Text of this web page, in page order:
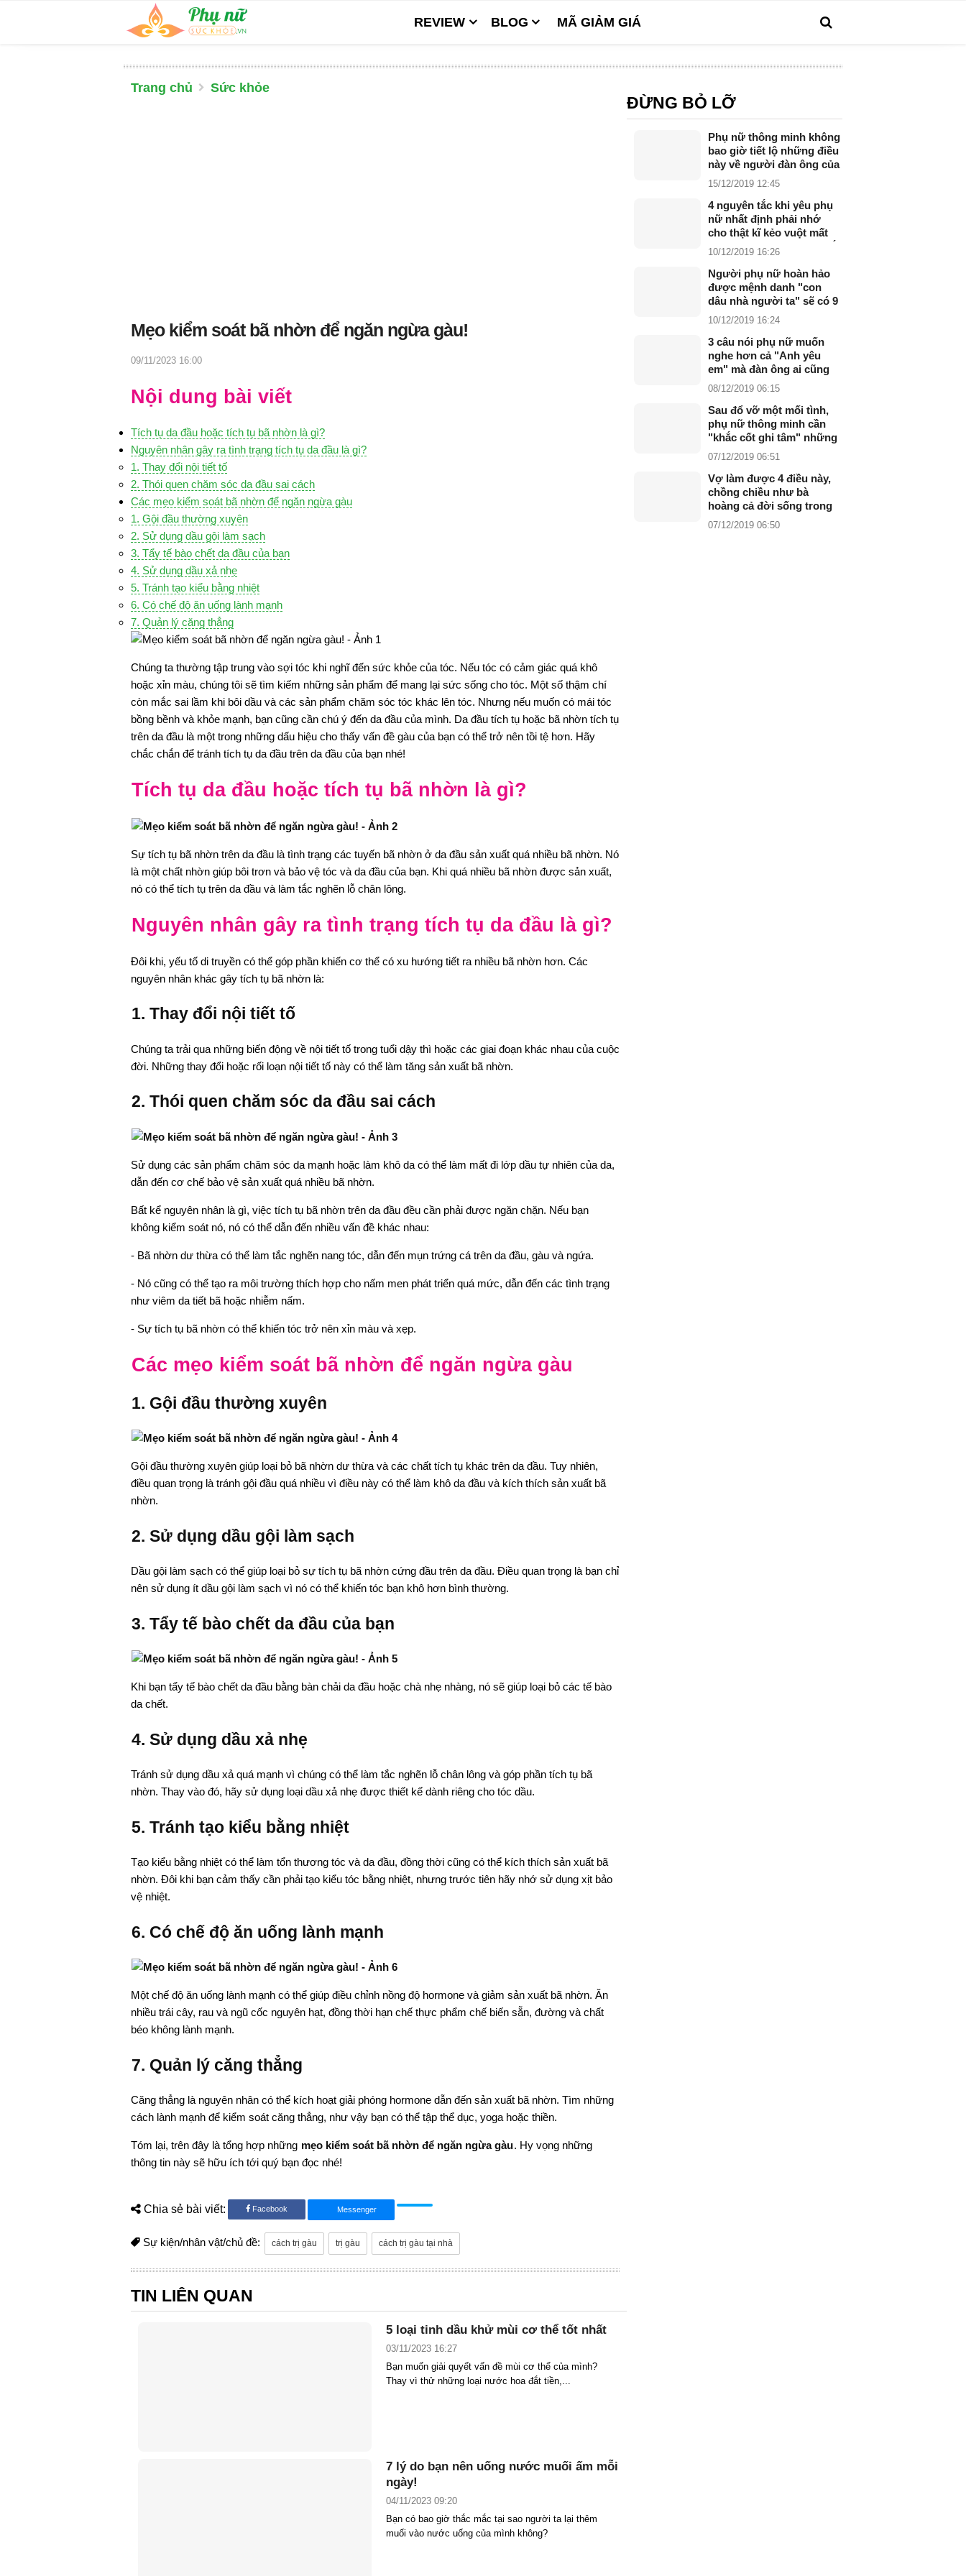
REVIEW BLOG MÃ GIẢM GIÁ
Trang chủ Sức khỏe
Mẹo kiểm soát bã nhờn để ngăn ngừa gàu!
09/11/2023 16:00
Nội dung bài viết
Tích tụ da đầu hoặc tích tụ bã nhờn là gì?
Nguyên nhân gây ra tình trạng tích tụ da đầu là gì?
1. Thay đổi nội tiết tố
2. Thói quen chăm sóc da đầu sai cách
Các mẹo kiểm soát bã nhờn để ngăn ngừa gàu
1. Gội đầu thường xuyên
2. Sử dụng dầu gội làm sạch
3. Tẩy tế bào chết da đầu của bạn
4. Sử dụng dầu xả nhẹ
5. Tránh tạo kiểu bằng nhiệt
6. Có chế độ ăn uống lành mạnh
7. Quản lý căng thẳng
Chúng ta thường tập trung vào sợi tóc khi nghĩ đến sức khỏe của tóc. Nếu tóc có cảm giác quá khô
hoặc xỉn màu, chúng tôi sẽ tìm kiếm những sản phẩm để mang lại sức sống cho tóc. Một số thậm chí
còn mắc sai lầm khi bôi dầu và các sản phẩm chăm sóc tóc khác lên tóc. Nhưng nếu muốn có mái tóc
bồng bềnh và khỏe mạnh, bạn cũng cần chú ý đến da đầu của mình. Da đầu tích tụ hoặc bã nhờn tích tụ
trên da đầu là một trong những dấu hiệu cho thấy vấn đề gàu của bạn có thể trở nên tồi tệ hơn. Hãy
chắc chắn để tránh tích tụ da đầu trên da đầu của bạn nhé!
Tích tụ da đầu hoặc tích tụ bã nhờn là gì?
Sự tích tụ bã nhờn trên da đầu là tình trạng các tuyến bã nhờn ở da đầu sản xuất quá nhiều bã nhờn. Nó
là một chất nhờn giúp bôi trơn và bảo vệ tóc và da đầu của bạn. Khi quá nhiều bã nhờn được sản xuất,
nó có thể tích tụ trên da đầu và làm tắc nghẽn lỗ chân lông.
Nguyên nhân gây ra tình trạng tích tụ da đầu là gì?
Đôi khi, yếu tố di truyền có thể góp phần khiến cơ thể có xu hướng tiết ra nhiều bã nhờn hơn. Các
nguyên nhân khác gây tích tụ bã nhờn là:
1. Thay đổi nội tiết tố
Chúng ta trải qua những biến động về nội tiết tố trong tuổi dậy thì hoặc các giai đoạn khác nhau của cuộc
đời. Những thay đổi hoặc rối loạn nội tiết tố này có thể làm tăng sản xuất bã nhờn.
2. Thói quen chăm sóc da đầu sai cách
Sử dụng các sản phẩm chăm sóc da mạnh hoặc làm khô da có thể làm mất đi lớp dầu tự nhiên của da,
dẫn đến cơ chế bảo vệ sản xuất quá nhiều bã nhờn.
Bất kể nguyên nhân là gì, việc tích tụ bã nhờn trên da đầu đều cần phải được ngăn chặn. Nếu bạn
không kiểm soát nó, nó có thể dẫn đến nhiều vấn đề khác nhau:
- Bã nhờn dư thừa có thể làm tắc nghẽn nang tóc, dẫn đến mụn trứng cá trên da đầu, gàu và ngứa.
- Nó cũng có thể tạo ra môi trường thích hợp cho nấm men phát triển quá mức, dẫn đến các tình trạng
như viêm da tiết bã hoặc nhiễm nấm.
- Sự tích tụ bã nhờn có thể khiến tóc trở nên xỉn màu và xẹp.
Các mẹo kiểm soát bã nhờn để ngăn ngừa gàu
1. Gội đầu thường xuyên
Gội đầu thường xuyên giúp loại bỏ bã nhờn dư thừa và các chất tích tụ khác trên da đầu. Tuy nhiên,
điều quan trọng là tránh gội đầu quá nhiều vì điều này có thể làm khô da đầu và kích thích sản xuất bã
nhờn.
2. Sử dụng dầu gội làm sạch
Dầu gội làm sạch có thể giúp loại bỏ sự tích tụ bã nhờn cứng đầu trên da đầu. Điều quan trọng là bạn chỉ
nên sử dụng ít dầu gội làm sạch vì nó có thể khiến tóc bạn khô hơn bình thường.
3. Tẩy tế bào chết da đầu của bạn
Khi bạn tẩy tế bào chết da đầu bằng bàn chải da đầu hoặc chà nhẹ nhàng, nó sẽ giúp loại bỏ các tế bào
da chết.
4. Sử dụng dầu xả nhẹ
Tránh sử dụng dầu xả quá mạnh vì chúng có thể làm tắc nghẽn lỗ chân lông và góp phần tích tụ bã
nhờn. Thay vào đó, hãy sử dụng loại dầu xả nhẹ được thiết kế dành riêng cho tóc dầu.
5. Tránh tạo kiểu bằng nhiệt
Tạo kiểu bằng nhiệt có thể làm tổn thương tóc và da đầu, đồng thời cũng có thể kích thích sản xuất bã
nhờn. Đôi khi bạn cảm thấy cần phải tạo kiểu tóc bằng nhiệt, nhưng trước tiên hãy nhớ sử dụng xịt bảo
vệ nhiệt.
6. Có chế độ ăn uống lành mạnh
Một chế độ ăn uống lành mạnh có thể giúp điều chỉnh nồng độ hormone và giảm sản xuất bã nhờn. Ăn
nhiều trái cây, rau và ngũ cốc nguyên hạt, đồng thời hạn chế thực phẩm chế biến sẵn, đường và chất
béo không lành mạnh.
7. Quản lý căng thẳng
Căng thẳng là nguyên nhân có thể kích hoạt giải phóng hormone dẫn đến sản xuất bã nhờn. Tìm những
cách lành mạnh để kiểm soát căng thẳng, như vậy bạn có thể tập thể dục, yoga hoặc thiền.
Tóm lại, trên đây là tổng hợp những mẹo kiểm soát bã nhờn để ngăn ngừa gàu. Hy vọng những
thông tin này sẽ hữu ích tới quý bạn đọc nhé!
Chia sẻ bài viết: Facebook Messenger
Sự kiện/nhân vật/chủ đề: cách trị gàu trị gàu cách trị gàu tại nhà
TIN LIÊN QUAN
5 loại tinh dầu khử mùi cơ thể tốt nhất
03/11/2023 16:27
Bạn muốn giải quyết vấn đề mùi cơ thể của mình?
Thay vì thử những loại nước hoa đắt tiền,...
7 lý do bạn nên uống nước muối ấm mỗi
ngày!
04/11/2023 09:20
Bạn có bao giờ thắc mắc tại sao người ta lại thêm
muối vào nước uống của mình không?
ĐỪNG BỎ LỠ
Phụ nữ thông minh không
bao giờ tiết lộ những điều
này về người đàn ông của
mình
15/12/2019 12:45
4 nguyên tắc khi yêu phụ
nữ nhất định phải nhớ
cho thật kĩ kẻo vuột mất
hạnh phúc trong nháy mắt
10/12/2019 16:26
Người phụ nữ hoàn hảo
được mệnh danh "con
dâu nhà người ta" sẽ có 9
đặc điểm này
10/12/2019 16:24
3 câu nói phụ nữ muốn
nghe hơn cả "Anh yêu
em" mà đàn ông ai cũng
phải biết
08/12/2019 06:15
Sau đổ vỡ một mối tình,
phụ nữ thông minh cần
"khắc cốt ghi tâm" những
điều này
07/12/2019 06:51
Vợ làm được 4 điều này,
chồng chiều như bà
hoàng cả đời sống trong
êm ấm hạnh phúc
07/12/2019 06:50